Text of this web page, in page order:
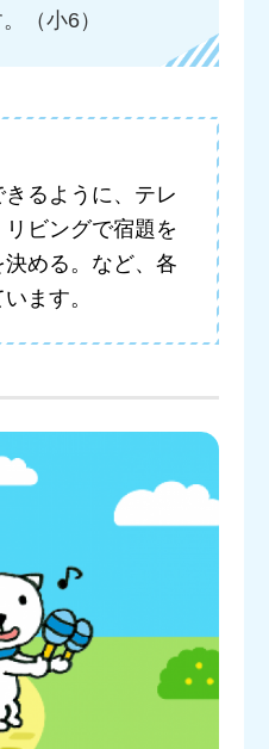
（小6）
るように、テレ
ビングで宿題を
める。など、各
ます。